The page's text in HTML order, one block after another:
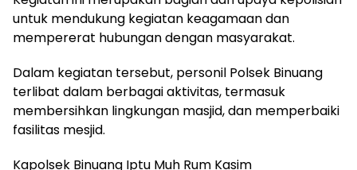
untuk mendukung kegiatan keagamaan dan
mempererat hubungan dengan masyarakat.
Dalam kegiatan tersebut, personil Polsek Binuang
terlibat dalam berbagai aktivitas, termasuk
membersihkan lingkungan masjid, dan memperbaiki
fasilitas mesjid.
Kapolsek Binuang Iptu Muh Rum Kasim